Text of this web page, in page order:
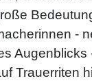
-
Trauerriten